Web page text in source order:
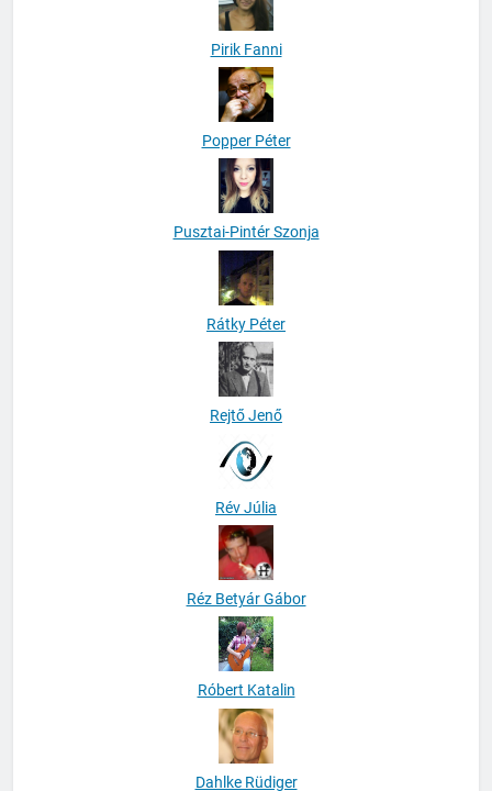
Pirik Fanni
Popper Péter
Pusztai-Pintér Szonja
Rátky Péter
Rév Júlia
Réz Betyár Gábor
Róbert Katalin